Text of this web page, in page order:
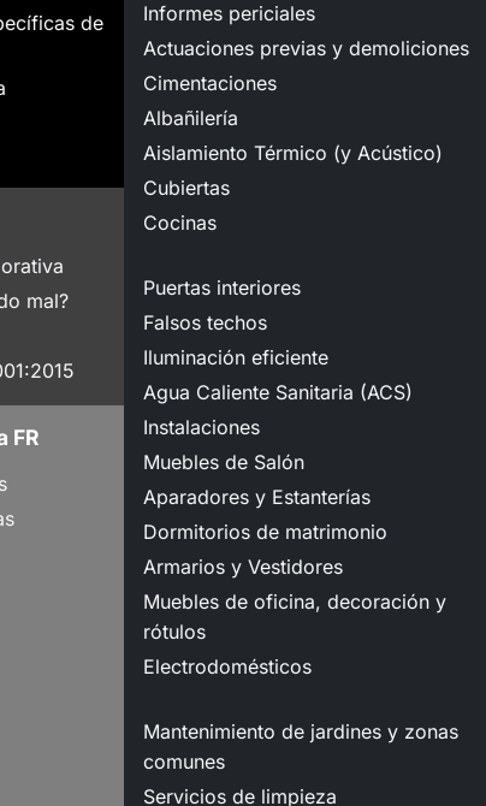
de
mal?
FR
Informes periciales
Actuaciones previas y demoliciones
Cimentaciones
Albañilería
Aislamiento Térmico (y Acústico)
Cubiertas
Cocinas
Puertas interiores
Falsos techos
Iluminación eficiente
Agua Caliente Sanitaria (ACS)
Instalaciones
Muebles de Salón
Aparadores y Estanterías
Dormitorios de matrimonio
Armarios y Vestidores
Muebles de oficina, decoración y
rótulos
Electrodomésticos
Mantenimiento de jardines y zonas
comunes
Servicios de limpieza